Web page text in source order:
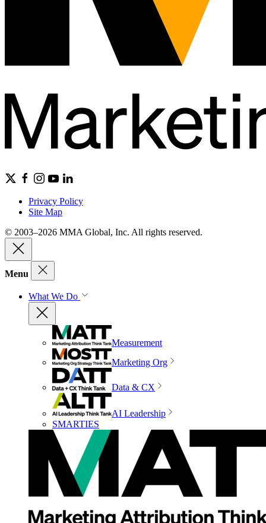
Privacy Policy
Site Map
© 2003–2026 MMA Global, Inc. All rights reserved.
Menu
What We Do
Measurement
Marketing Org
Data & CX
AI Leadership
SMARTIES